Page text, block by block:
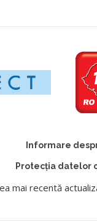
Informare
Protecția datelor
mai recentă